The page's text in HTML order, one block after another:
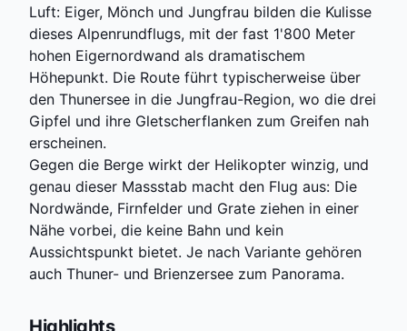
Luft: Eiger, Mönch und Jungfrau bilden die Kulisse
dieses Alpenrundflugs, mit der fast 1'800 Meter
hohen Eigernordwand als dramatischem
Höhepunkt. Die Route führt typischerweise über
den Thunersee in die Jungfrau-Region, wo die drei
Gipfel und ihre Gletscherflanken zum Greifen nah
erscheinen.
Gegen die Berge wirkt der Helikopter winzig, und
genau dieser Massstab macht den Flug aus: Die
Nordwände, Firnfelder und Grate ziehen in einer
Nähe vorbei, die keine Bahn und kein
Aussichtspunkt bietet. Je nach Variante gehören
auch Thuner- und Brienzersee zum Panorama.
Highlights